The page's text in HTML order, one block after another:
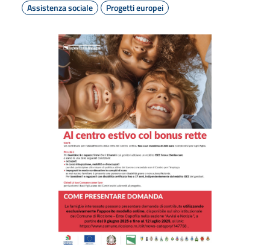
Assistenza sociale
Progetti europei